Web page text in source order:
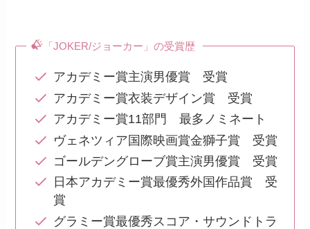
「JOKER/ジョーカー」の受賞歴
アカデミー賞主演男優賞 受賞
アカデミー賞衣装デザイン賞 受賞
アカデミー賞11部門 最多ノミネート
ヴェネツィア国際映画賞金獅子賞 受賞
ゴールデングローブ賞主演男優賞 受賞
日本アカデミー賞最優秀外国作品賞 受
賞
グラミー賞最優秀スコア・サウンドトラ